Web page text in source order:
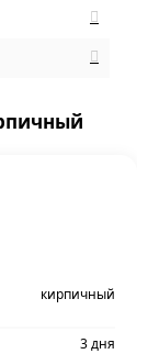
кирпичный
3 дня